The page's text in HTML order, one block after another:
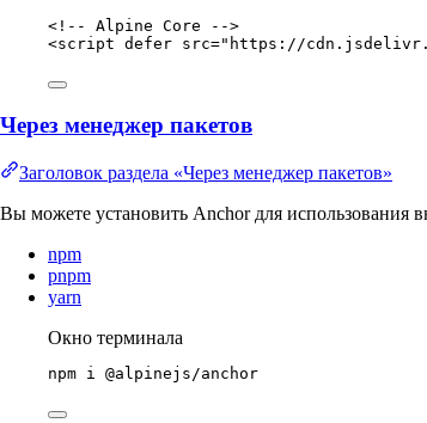
<!-- Alpine Core -->
<script defer src=" https://
Через менеджер пакетов
Заголовок раздела «Через менеджер пакетов»
Вы можете установить Anchor для использования
npm
pnpm
yarn
Окно терминала
npm i @alpinejs/anchor